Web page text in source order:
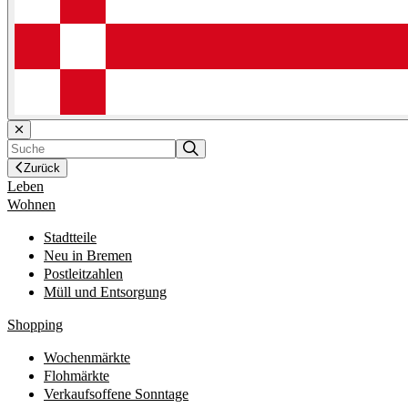
Zurück
Leben
Wohnen
Stadtteile
Neu in Bremen
Postleitzahlen
Müll und Entsorgung
Shopping
Wochenmärkte
Flohmärkte
Verkaufsoffene Sonntage